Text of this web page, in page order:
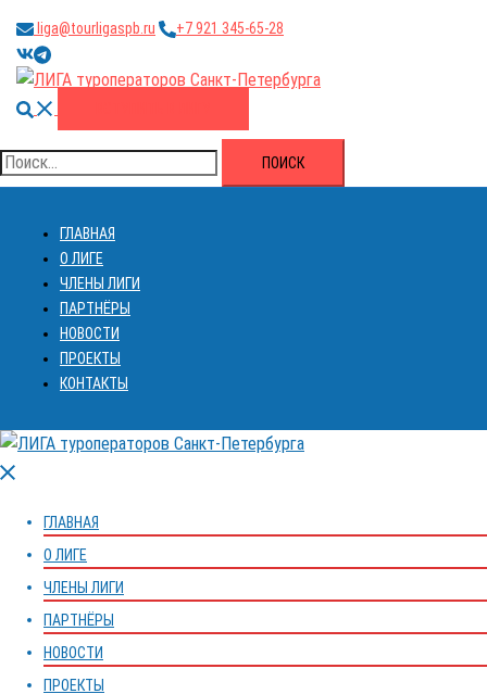
содержимому
liga@tourligaspb.ru
+7 921 345-65-28
https://vk.com/ligatourspb
https://t.me/tourligaspb
Поиск
Найти:
ГЛАВНАЯ
О ЛИГЕ
ЧЛЕНЫ ЛИГИ
ПАРТНЁРЫ
НОВОСТИ
ПРОЕКТЫ
КОНТАКТЫ
Закрыть
ГЛАВНАЯ
О ЛИГЕ
ЧЛЕНЫ ЛИГИ
ПАРТНЁРЫ
НОВОСТИ
ПРОЕКТЫ